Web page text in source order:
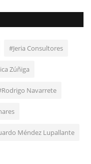
#Jeria Consultores
Zúñiga
Navarrete
Méndez Lupallante